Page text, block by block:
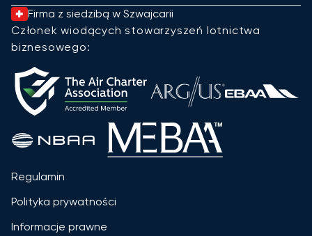
Firma z siedzibą w Szwajcarii
Członek wiodących stowarzyszeń lotnictwa
biznesowego:
Regulamin
Polityka prywatności
Informacje prawne